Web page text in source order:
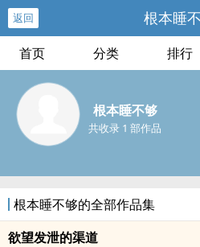
返回 根本睡
首页 分类 排行
根本睡不够
共收录 1 部作品
根本睡不够的全部作品集
欲望发泄的渠道